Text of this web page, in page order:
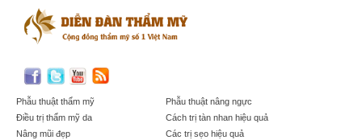
Phẫu thuật thẩm mỹ
Điều trị thẩm mỹ da
Nâng mũi đẹp
Phẫu thuật nâng ngực
Cách trị tàn nhan hiệu quả
Các trị sẹo hiệu quả